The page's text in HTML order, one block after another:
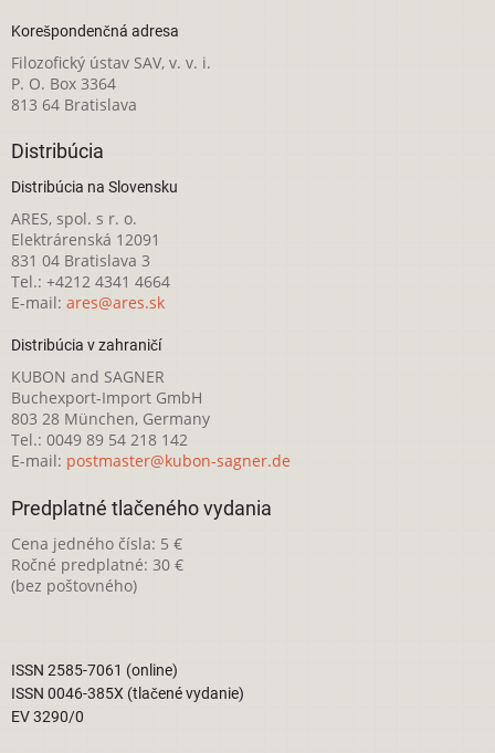
Korešpondenčná adresa
Filozofický ústav SAV, v. v. i.
P. O. Box 3364
813 64 Bratislava
Distribúcia
Distribúcia na Slovensku
ARES, spol. s r. o.
Elektrárenská 12091
831 04 Bratislava 3
Tel.: +4212 4341 4664
E-mail: ares@ares.sk
Distribúcia v zahraničí
KUBON and SAGNER
Buchexport-Import GmbH
803 28 München, Germany
Tel.: 0049 89 54 218 142
E-mail: postmaster@kubon-sagner.de
Predplatné tlačeného vydania
Cena jedného čísla: 5 €
Ročné predplatné: 30 €
(bez poštovného)
ISSN 2585-7061 (online)
ISSN 0046-385X (tlačené vydanie)
EV 3290/0